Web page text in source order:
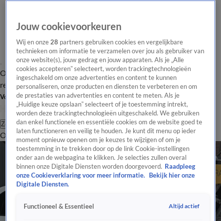
Overzicht Laatste nieuws Regionieuws Het beste van Hart
Tip de
redactie
Volg Hart van Nederland
Zoeken
OverzichtRegioUitzendingenWeerTip de redactiePanelVideo's
Jouw cookievoorkeuren
Wij en onze28 partners gebruiken cookies en vergelijkbare
technieken om informatie te verzamelen over jou als gebruiker van
onze website(s), jouw gedrag en jouw apparaten. Als je „Alle
cookies accepteren” selecteert, worden trackingtechnologieën
ingeschakeld om onze advertenties en content te kunnen
personaliseren, onze producten en diensten te verbeteren en om
de prestaties van advertenties en content te meten. Als je
„Huidige keuze opslaan” selecteert of je toestemming intrekt,
worden deze trackingtechnologieën uitgeschakeld. We gebruiken
dan enkel functionele en essentiële cookies om de website goed te
laten functioneren en veilig te houden. Je kunt dit menu op ieder
moment opnieuw openen om je keuzes te wijzigen of om je
toestemming in te trekken door op de link Cookie-instellingen
onder aan de webpagina te klikken. Je selecties zullen overal
binnen onze Digitale Diensten worden doorgevoerd. Raadpleeg
onze Cookieverklaring voor meer informatie.
Bekijk hier onze
Digitale Diensten.
Functioneel & Essentieel Altijd actief